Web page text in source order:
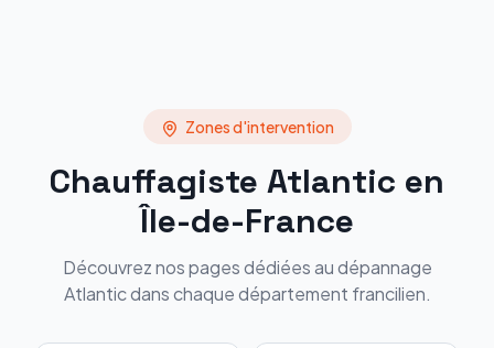
Zones d'intervention
Chauffagiste Atlantic en
Île-de-France
Découvrez nos pages dédiées au dépannage
Atlanticdans chaque département francilien.